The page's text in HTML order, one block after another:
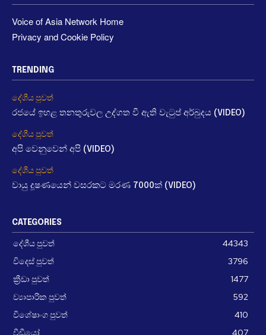
Voice of Asia Network Home
Privacy and Cookie Policy
TRENDING
දේශීය පුවත්
රජයේ ඉහළ තනතුරුවල උද්ගත වී ඇති වැටුප් අර්බුදය (VIDEO)
දේශීය පුවත්
අපි වෙනුවෙන් අපි (VIDEO)
දේශීය පුවත්
වායු දූෂණයෙන් වසරකට මරණ 7000ක් (VIDEO)
CATEGORIES
දේශීය පුවත්
44343
විදෙස් පුවත්
3796
ක්‍රීඩා පුවත්
1477
ව්‍යාපාරික පුවත්
592
විශේෂාංග පුවත්
410
වීඩීයෝ
407